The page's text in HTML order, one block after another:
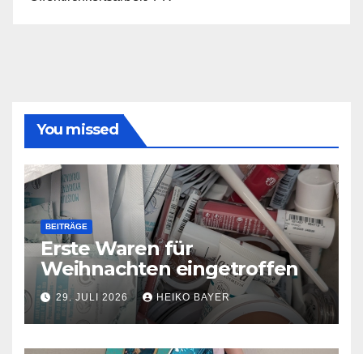
You missed
BEITRÄGE
Erste Waren für
Weihnachten eingetroffen
29. JULI 2026 HEIKO BAYER